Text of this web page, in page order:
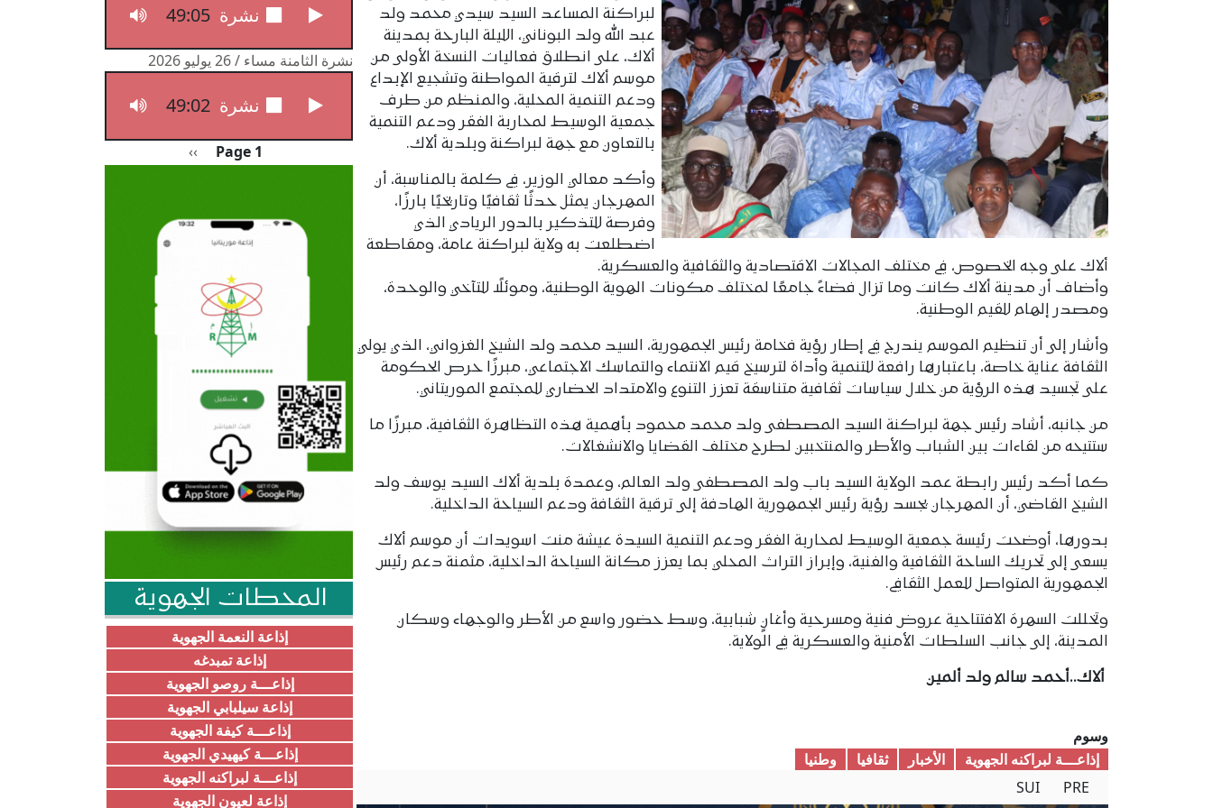
لبراكنة المساعد السيد سيدي محمد ولد
عبد الله ولد البوناني، الليلة البارحة بمدينة
ألاك، على انطلاق فعاليات النسخة الأولى من
موسم ألاك لترقية المواطنة وتشجيع الإبداع
ودعم التنمية المحلية، والمنظم من طرف
جمعية الوسيط لمحاربة الفقر ودعم التنمية
بالتعاون مع جهة لبراكنة وبلدية ألاك.
وأكد معالي الوزير، في كلمة بالمناسبة، أن
المهرجان يمثل حدثًا ثقافيًا وتاريخيًا بارزًا،
وفرصة للتذكير بالدور الريادي الذي
اضطلعت به ولاية لبراكنة عامة، ومقاطعة
ألاك على وجه الخصوص، في مختلف المجالات الاقتصادية والثقافية والعسكرية.
وأضاف أن مدينة ألاك كانت وما تزال فضاءً جامعًا لمختلف مكونات الهوية الوطنية، وموئلًا للتآخي والوحدة،
ومصدر إلهام للقيم الوطنية.
وأشار إلى أن تنظيم الموسم يندرج في إطار رؤية فخامة رئيس الجمهورية، السيد محمد ولد الشيخ الغزواني، الذي يولي
الثقافة عناية خاصة، باعتبارها رافعة للتنمية وأداة لترسيخ قيم الانتماء والتماسك الاجتماعي، مبرزًا حرص الحكومة
على تجسيد هذه الرؤية من خلال سياسات ثقافية متناسقة تعزز التنوع والامتداد الحضاري للمجتمع الموريتاني.
من جانبه، أشاد رئيس جهة لبراكنة السيد المصطفى ولد محمد محمود بأهمية هذه التظاهرة الثقافية، مبرزًا ما
ستتيحه من لقاءات بين الشباب والأطر والمنتخبين لطرح مختلف القضايا والانشغالات.
كما أكد رئيس رابطة عمد الولاية السيد باب ولد المصطفى ولد العالم، وعمدة بلدية ألاك السيد يوسف ولد
الشيخ القاضي، أن المهرجان يجسد رؤية رئيس الجمهورية الهادفة إلى ترقية الثقافة ودعم السياحة الداخلية.
بدورها، أوضحت رئيسة جمعية الوسيط لمحاربة الفقر ودعم التنمية السيدة عيشة منت اسويدات أن موسم ألاك
يسعى إلى تحريك الساحة الثقافية والفنية، وإبراز التراث المحلي بما يعزز مكانة السياحة الداخلية، مثمنة دعم رئيس
الجمهورية المتواصل للعمل الثقافي.
وتخللت السهرة الافتتاحية عروض فنية ومسرحية وأغانٍ شبابية، وسط حضور واسع من الأطر والوجهاء وسكان
المدينة، إلى جانب السلطات الأمنية والعسكرية في الولاية.
ألاك..أحمد سالم ولد ألمين
وسوم
إذاعـــة لبراكنه الجهوية
الأخبار ثقافیا
وطنیا
PRE
SUI
نشرة الثامنة مساء / 27 يوليو 2026
49:05
نشرة الثامنة مساء / 26 يوليو 2026
نشرة الثامنة مساء / 26 يوليو 2026
49:02
Pagination
Page 1 الصفحة التالية
››
المحطات الجهوية
إذاعة النعمة الجهوية
إذاعة تمبدغه
إذاعـــة روصو الجهوية
إذاعة سيلبابي الجهوية
إذاعـــة كيفة الجهوية
إذاعـــة كيهيدي الجهوية
إذاعـــة لبراكنه الجهوية
إذاعة لعيون الجهوية